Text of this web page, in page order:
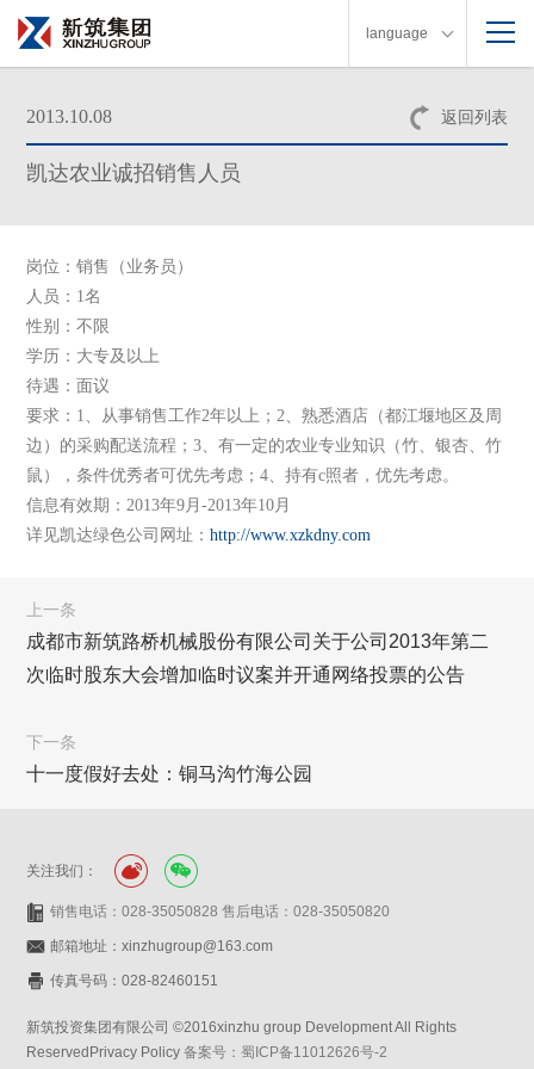
language
返回列表
2013.10.08
凯达农业诚招销售人员
岗位：销售（业务员）
人员：1名
性别：不限
学历：大专及以上
待遇：面议
要求：1、从事销售工作2年以上；2、熟悉酒店（都江堰地区及周
边）的采购配送流程；3、有一定的农业专业知识（竹、银杏、竹
鼠），条件优秀者可优先考虑；4、持有c照者，优先考虑。
信息有效期：2013年9月-2013年10月
详见凯达绿色公司网址：http://www.xzkdny.com
上一条
成都市新筑路桥机械股份有限公司关于公司2013年第二
次临时股东大会增加临时议案并开通网络投票的公告
下一条
十一度假好去处：铜马沟竹海公园
关注我们：
销售电话：028-35050828 售后电话：028-35050820
邮箱地址：xinzhugroup@163.com
传真号码：028-82460151
新筑投资集团有限公司 ©2016xinzhu group Development All Rights
ReservedPrivacy Policy备案号：蜀ICP备11012626号-2